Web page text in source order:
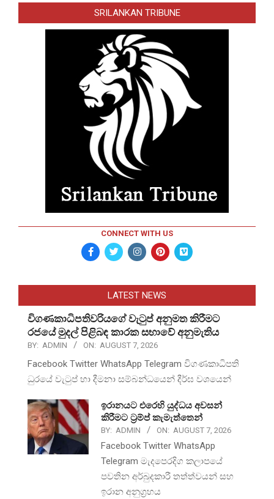
SRILANKAN TRIBUNE
CONNECT WITH US
LATEST NEWS
විගණකාධිපතිවරියගේ වැටුප් අනුමත කිරීමට
රජයේ මුදල් පිළිබඳ කාරක සභාවේ අනුමැතිය
BY: ADMIN ON: AUGUST 7, 2026
Facebook Twitter WhatsApp Telegram විගණකාධිපති
ධුරයේ වැටුප් හා දීමනා සම්බන්ධයෙන් දීර්ඝ වශයෙන්
ඉරානයට එරෙහි යුද්ධය අවසන්
කිරීමට ට්‍රම්ප් කැමැත්තෙන්
BY: ADMIN ON: AUGUST 7, 2026
Facebook Twitter WhatsApp
Telegram මැදපෙරදිග කලාපයේ
පවතින අර්බුදකාරී තත්ත්වයන් සහ
ඉරාන අනුග්‍රහය